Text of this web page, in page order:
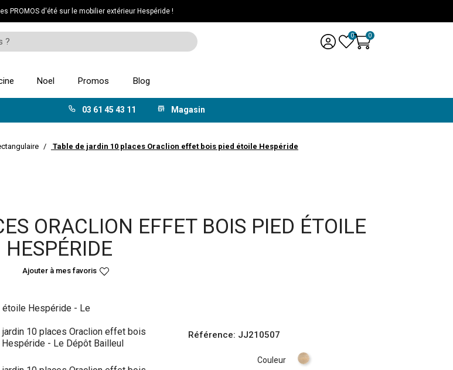
PROMOS d'été sur le mobilier extérieur Hespéride !
0 0
Noel Promos Blog
03 61 45 43 11 Magasin
Table de jardin 10 places Oraclion effet bois pied étoile Hespéride
ORACLION EFFET BOIS PIED ÉTOILE
HESPÉRIDE
Référence: JJ210507
Couleur
Naturel